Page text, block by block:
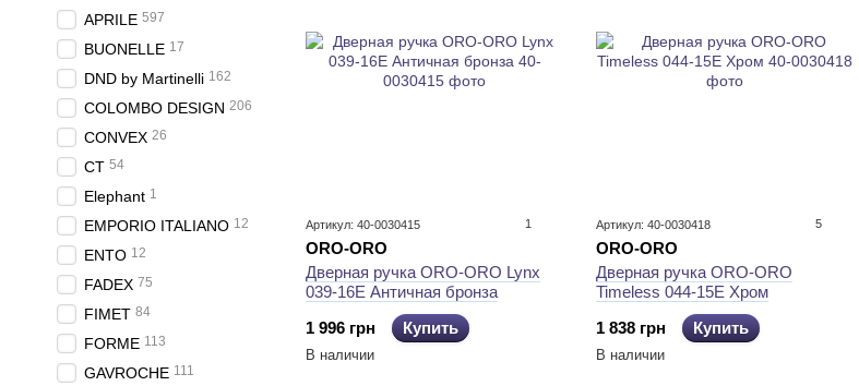
Артикул: 40-0030415 1
ORO-ORO
Дверная ручка ORO-ORO Lynx
039-16E Античная бронза
1 996 грн
Купить
В наличии
Артикул: 40-0030418 5
ORO-ORO
Дверная ручка ORO-ORO
Timeless 044-15E Хром
1 838 грн
Купить
В наличии
APRILE 597
BUONELLE 17
DND by Martinelli 162
COLOMBO DESIGN 206
CONVEX 26
CT 54
Elephant 1
EMPORIO ITALIANO 12
ENTO 12
FADEX 75
FIMET 84
FORME 113
GAVROCHE 111